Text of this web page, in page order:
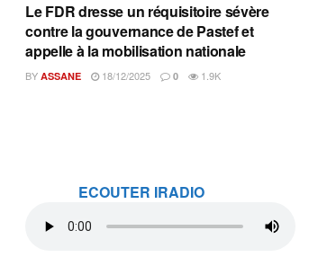
Le FDR dresse un réquisitoire sévère
contre la gouvernance de Pastef et
appelle à la mobilisation nationale
BY ASSANE 18/12/2025 0 1.9K
ECOUTER IRADIO